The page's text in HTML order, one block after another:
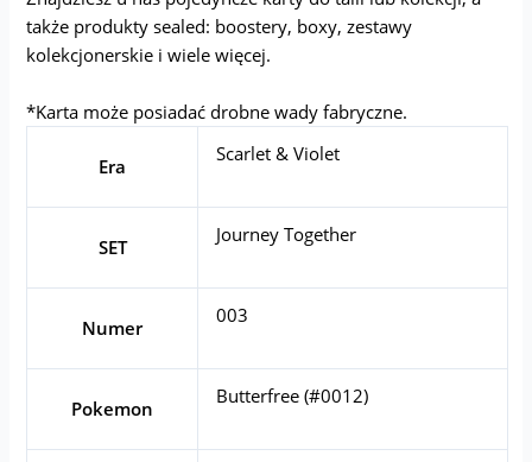
także produkty sealed: boostery, boxy, zestawy
kolekcjonerskie i wiele więcej.
*Karta może posiadać drobne wady fabryczne.
Era
Scarlet & Violet
SET
Journey Together
Numer
003
Pokemon
Butterfree (#0012)